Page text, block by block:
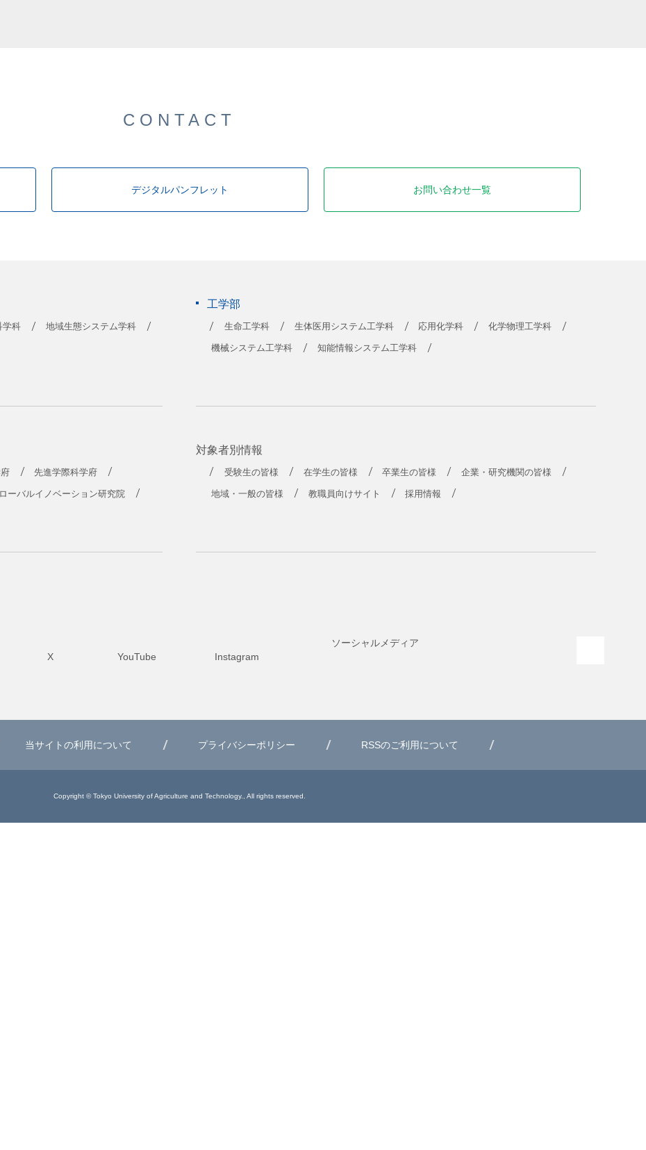
CONTACT
デジタルパンフレット お問い合わせ一覧
学科 地域生態システム学科
工学部
生命工学科 生体医用システム工学科 応用化学科 化学物理工学科
機械システム工学科 知能情報システム工学科
先進学際科学府
ーバルイノベーション研究院
対象者別情報
受験生の皆様 在学生の皆様 卒業生の皆様 企業・研究機関の皆様
地域・一般の皆様 教職員向けサイト 採用情報
X YouTube Instagram
ソーシャルメディア
当サイトの利用について プライバシーポリシー RSSのご利用について
Copyright © Tokyo University of Agriculture and Technology., All rights reserved.